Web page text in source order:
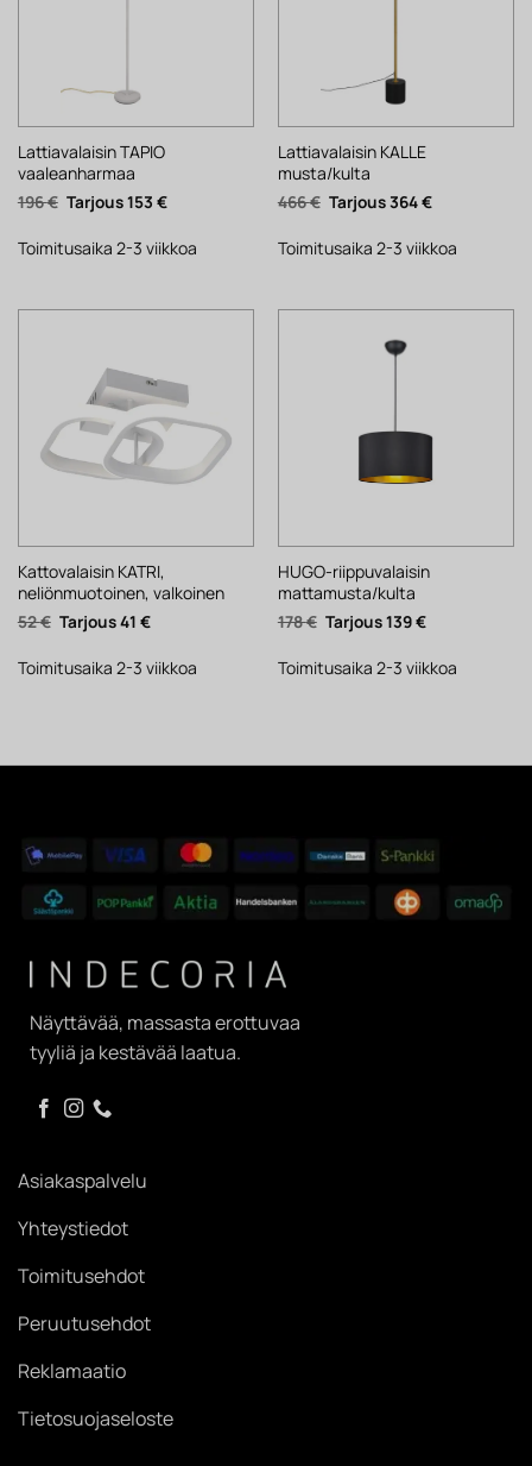
Lattiavalaisin TAPIO
vaaleanharmaa
196€ Alkuperäinen
hinta
196 €.
153 €Nykyinen
153 €.
Toimitusaika 2-3 viikkoa
Lattiavalaisin KALLE
musta/kulta
466€ Alkuperäinen
hinta
466 €.
364€Nykyinen
364 €.
Toimitusaika 2-3 viikkoa
Kattovalaisin KATRI,
neliönmuotoinen, valkoinen
52€ Alkuperäinen
hinta
52 €.
41 €Nykyinen
41 €.
Toimitusaika 2-3 viikkoa
HUGO-riippuvalaisin
mattamusta/kulta
178€ Alkuperäinen
hinta
178 €.
139€Nykyinen
139 €.
Toimitusaika 2-3 viikkoa
Näyttävää, massasta erottuvaa
tyyliä ja kestävää laatua.
Asiakaspalvelu
Yhteystiedot
Toimitusehdot
Peruutusehdot
Reklamaatio
Tietosuojaseloste